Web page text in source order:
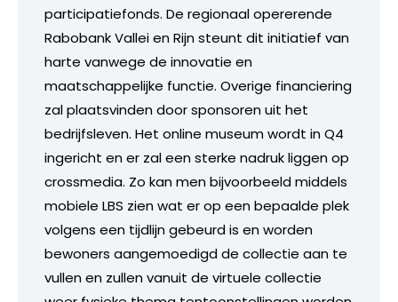
participatiefonds. De regionaal opererende
Rabobank Vallei en Rijn steunt dit initiatief van
harte vanwege de innovatie en
maatschappelijke functie. Overige financiering
zal plaatsvinden door sponsoren uit het
bedrijfsleven. Het online museum wordt in Q4
ingericht en er zal een sterke nadruk liggen op
crossmedia. Zo kan men bijvoorbeeld middels
mobiele LBS zien wat er op een bepaalde plek
volgens een tijdlijn gebeurd is en worden
bewoners aangemoedigd de collectie aan te
vullen en zullen vanuit de virtuele collectie